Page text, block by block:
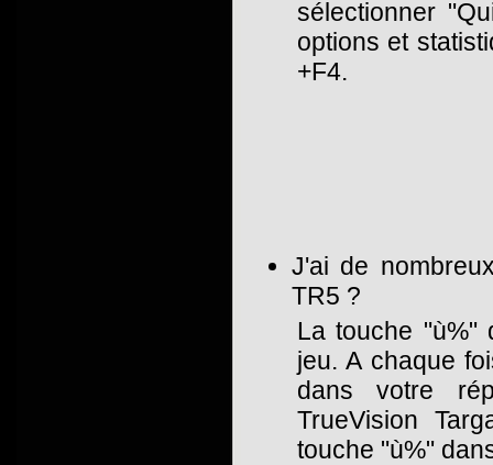
sélectionner
options et
+F4.
J'ai de
TR5 ?
La touche "ù%"
jeu. A chaque
dans votre
TrueVision
touche "ù%"